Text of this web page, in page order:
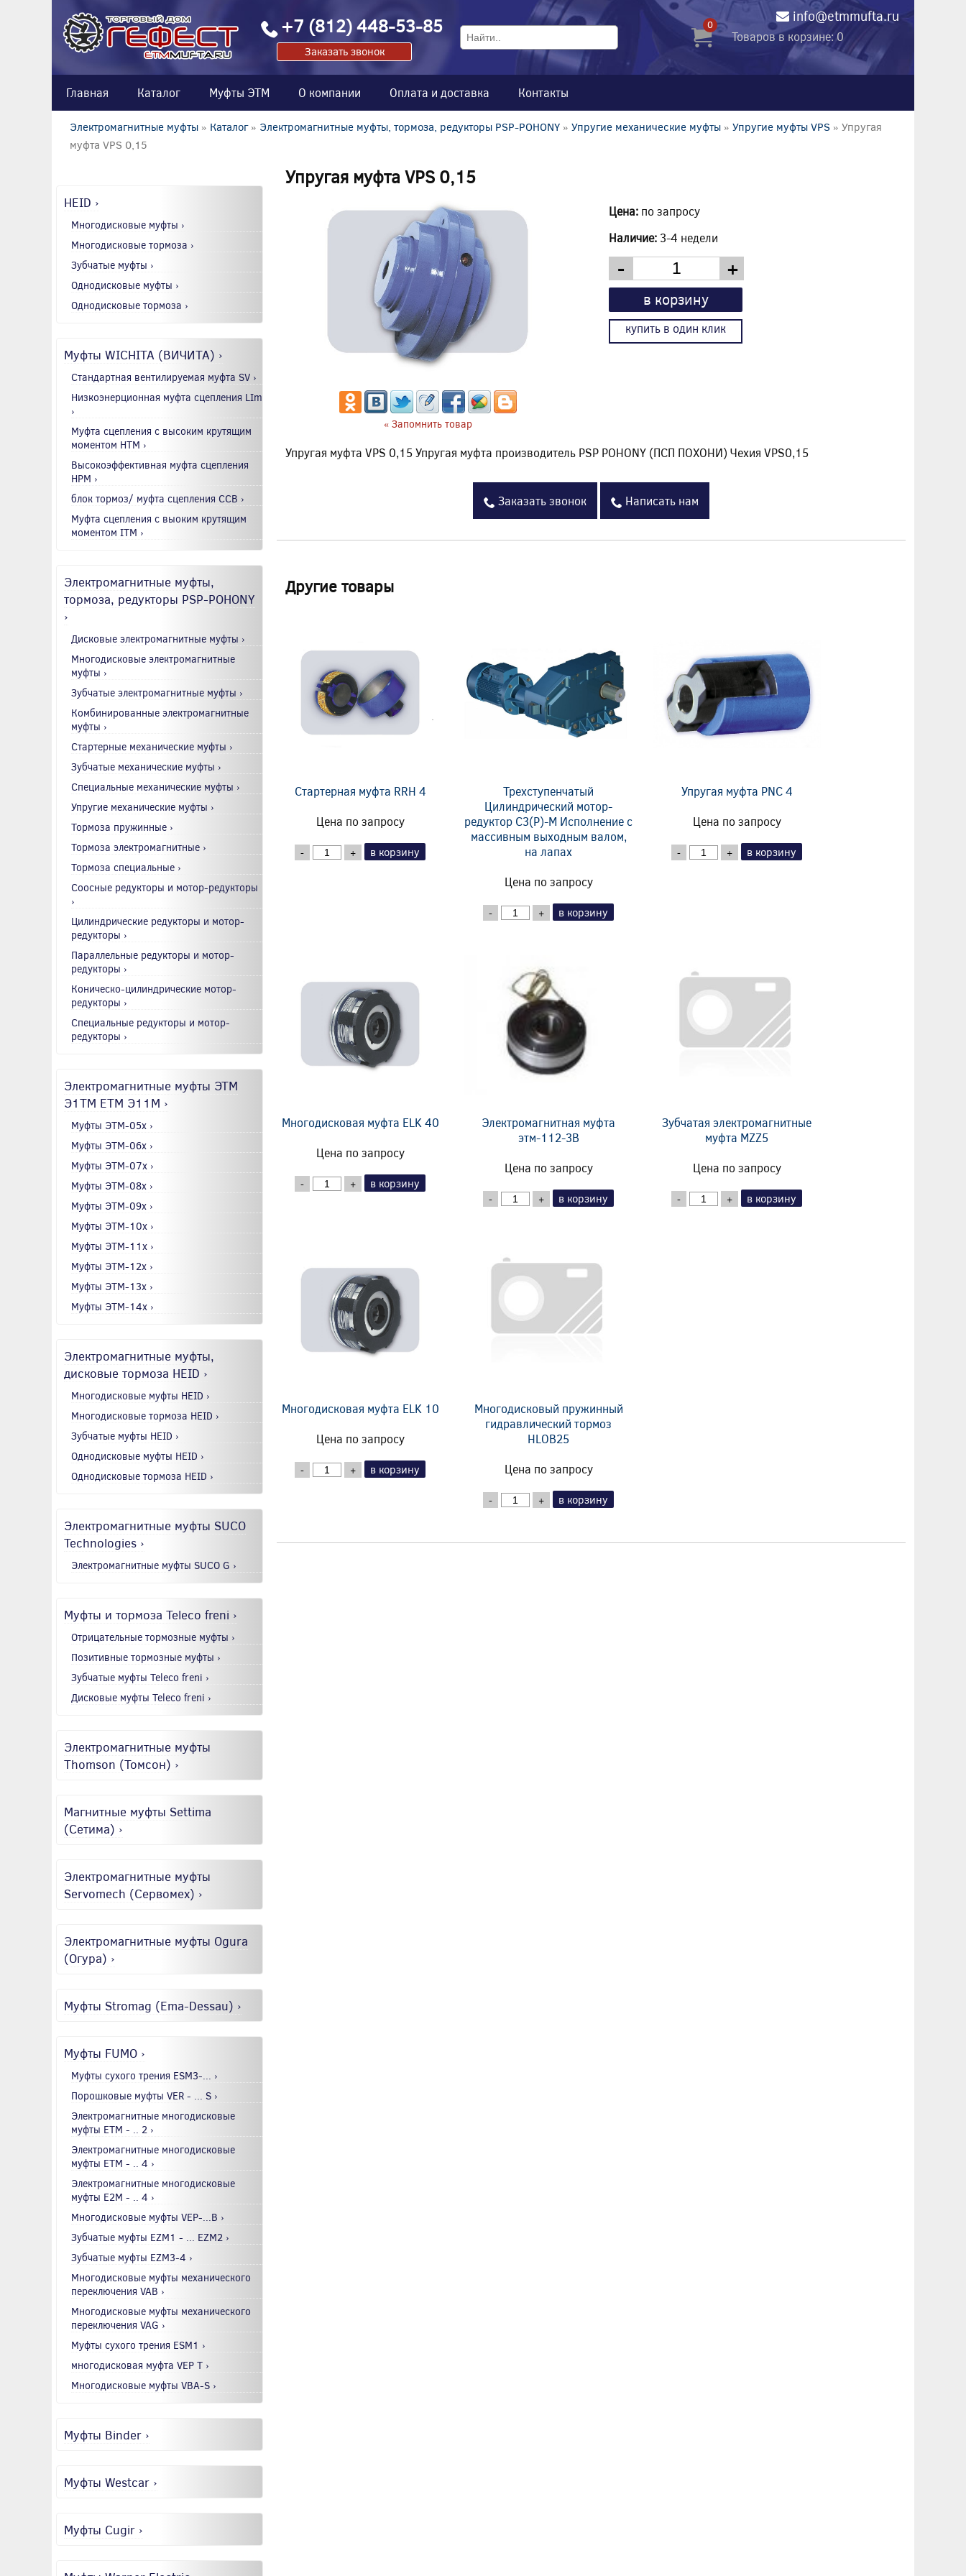
info@etmmufta.ru
+7 (812) 448-53-85
Заказать звонок
0
Товаров в корзине: 0
Главная Каталог Муфты ЭТМ О компании Оплата и доставка Контакты
Электромагнитные муфты » Каталог» Электромагнитные муфты, тормоза, редукторы PSP-POHONY » Упругие механические муфты » Упругие муфты VPS » Упругая
муфта VPS 0,15
HEID ›
Многодисковые муфты ›
Многодисковые тормоза ›
Зубчатые муфты ›
Однодисковые муфты ›
Однодисковые тормоза ›
Муфты WICHITA (ВИЧИТА) ›
Стандартная вентилируемая муфта SV ›
Низкоэнерционная муфта сцепления LIm
›
Муфта сцепления с высоким крутящим
моментом HTM ›
Высокоэффективная муфта сцепления
HPM ›
блок тормоз/ муфта сцепления CCB ›
Муфта сцепления с выоким крутящим
моментом ITM ›
Электромагнитные муфты,
тормоза, редукторы PSP-POHONY
›
Дисковые электромагнитные муфты ›
Многодисковые электромагнитные
муфты ›
Зубчатые электромагнитные муфты ›
Комбинированные электромагнитные
муфты ›
Стартерные механические муфты ›
Зубчатые механические муфты ›
Специальные механические муфты ›
Упругие механические муфты ›
Тормоза пружинные ›
Тормоза электромагнитные ›
Тормоза специальные ›
Соосные редукторы и мотор-редукторы
›
Цилиндрические редукторы и мотор-
редукторы ›
Параллельные редукторы и мотор-
редукторы ›
Коническо-цилиндрические мотор-
редукторы ›
Специальные редукторы и мотор-
редукторы ›
Электромагнитные муфты ЭТМ
Э1ТМ ETM Э11М ›
Муфты ЭТМ-05x ›
Муфты ЭТМ-06x ›
Муфты ЭТМ-07x ›
Муфты ЭТМ-08x ›
Муфты ЭТМ-09x ›
Муфты ЭТМ-10x ›
Муфты ЭТМ-11x ›
Муфты ЭТМ-12x ›
Муфты ЭТМ-13x ›
Муфты ЭТМ-14x ›
Электромагнитные муфты,
дисковые тормоза HEID ›
Многодисковые муфты HEID ›
Многодисковые тормоза HEID ›
Зубчатые муфты HEID ›
Однодисковые муфты HEID ›
Однодисковые тормоза HEID ›
Электромагнитные муфты SUCO
Technologies ›
Электромагнитные муфты SUCO G ›
Муфты и тормоза Teleco freni ›
Отрицательные тормозные муфты ›
Позитивные тормозные муфты ›
Зубчатые муфты Teleco freni ›
Дисковые муфты Teleco freni ›
Электромагнитные муфты
Thomson (Томсон) ›
Магнитные муфты Settima
(Сетима) ›
Электромагнитные муфты
Servomech (Сервомех) ›
Электромагнитные муфты Ogura
(Огура) ›
Муфты Stromag (Ema-Dessau) ›
Муфты FUMO ›
Муфты сухого трения ESM3-... ›
Порошковые муфты VER - ... S ›
Электромагнитные многодисковые
муфты EТМ - .. 2 ›
Электромагнитные многодисковые
муфты EТМ - .. 4 ›
Электромагнитные многодисковые
муфты E2М - .. 4 ›
Многодисковые муфты VEP-...B ›
Зубчатые муфты EZM1 - ... EZM2 ›
Зубчатые муфты EZM3-4 ›
Многодисковые муфты механического
переключения VAB ›
Многодисковые муфты механического
переключения VAG ›
Муфты сухого трения ESM1 ›
многодисковая муфта VEP T ›
Многодисковые муфты VBA-S ›
Муфты Binder ›
Муфты Westcar ›
Муфты Cugir ›
Упругая муфта VPS 0,15
« Запомнить товар
Цена: по запросу
Наличие: 3-4 недели
- +
в корзину
купить в один клик
Упругая муфта VPS 0,15 Упругая муфта производитель PSP POHONY (ПСП ПОХОНИ) Чехия VPS0,15
Заказать звонок Написать нам
Другие товары
Стартерная муфта RRH 4
Цена по запросу
- + в корзину
Трехступенчатый
Цилиндрический мотор-
редуктор C3(P)-M Исполнение с
массивным выходным валом,
на лапах
Цена по запросу
- + в корзину
Упругая муфта PNC 4
Цена по запросу
- + в корзину
Многодисковая муфта ELK 40
Цена по запросу
- + в корзину
Электромагнитная муфта
этм-112-3В
Цена по запросу
- + в корзину
Зубчатая электромагнитные
муфта MZZ5
Цена по запросу
- + в корзину
Многодисковая муфта ELK 10
Цена по запросу
- + в корзину
Многодисковый пружинный
гидравлический тормоз
HLOB25
Цена по запросу
- + в корзину